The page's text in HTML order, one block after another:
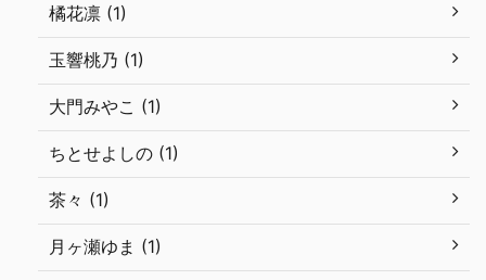
橘花凛 (1)
玉響桃乃 (1)
大門みやこ (1)
ちとせよしの (1)
茶々 (1)
月ヶ瀬ゆま (1)